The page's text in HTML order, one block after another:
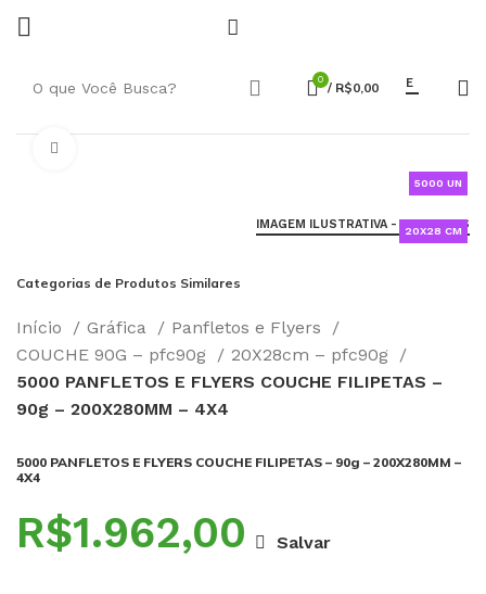
0 / R$0,00 E
5000 UN
20X28 CM
IMAGEM ILUSTRATIVA - SAIBA MAIS
Categorias de Produtos Similares
Início Gráfica
Panfletos e Flyers
COUCHE 90G – pfc90g
20X28cm – pfc90g
5000 PANFLETOS E FLYERS COUCHE FILIPETAS –
90g – 200X280MM – 4X4
5000 PANFLETOS E FLYERS COUCHE FILIPETAS – 90g – 200X280MM –
4X4
R$ Salvar